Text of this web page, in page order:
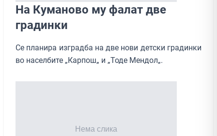
На Куманово му фалат две
градинки
Се планира изградба на две нови детски градинки
во населбите „Карпош„ и „Тоде Мендол„.